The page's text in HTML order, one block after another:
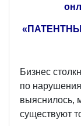
Бизнес
по
выяснилось,
существуют